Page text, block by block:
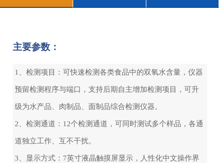
主要参数：
1、检测项目：可快速检测各类食品中的双氧水含量，仪器
预留检测程序与端口，支持后期自主增加检测项目，可升
级为水产品、肉制品、面制品综合检测仪器。
2、检测通道：12个检测通道，可同时测试多个样品，各通
道独立工作、互不干扰。
3、显示方式：7英寸液晶触摸屏显示，人性化中文操作界